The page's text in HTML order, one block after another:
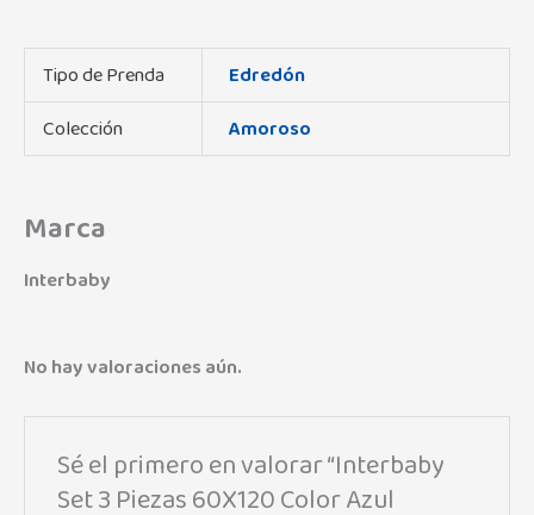
Tipo de Prenda
Edredón
Colección
Amoroso
Marca
Interbaby
No hay valoraciones aún.
Sé el primero en valorar “Interbaby
Set 3 Piezas 60X120 Color Azul